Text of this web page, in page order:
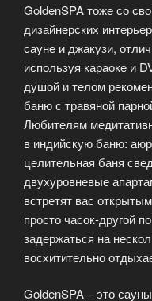
GoldenSPA тоже со
дизайнерских
сауне и джакузи,
используя караоке и
душой и телом
баню с травяной
Любителям
в индийскую баню:
целительная баня
двухуровневые
встретят вас
просто часок-другой
задержаться на
восхитительно
GoldenSPA – это